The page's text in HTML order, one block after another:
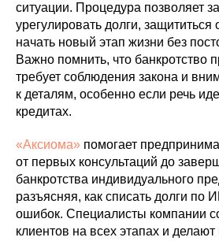
ситуации. Процедура позволяет
урегулировать долги, защититься
начать новый этап жизни без
Важно помнить, что банкротство
требует соблюдения закона и
к деталям, особенно если речь
кредитах.
«Аксиома» помогает
от первых консультаций до
банкротства индивидуального
разъясняя, как списать долги по
ошибок. Специалисты компании
клиентов на всех этапах и делают